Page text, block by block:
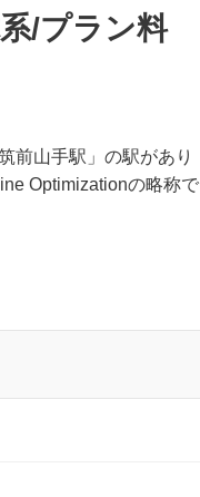
/プラン料
前山手駅」の駅があり
Optimizationの略称で